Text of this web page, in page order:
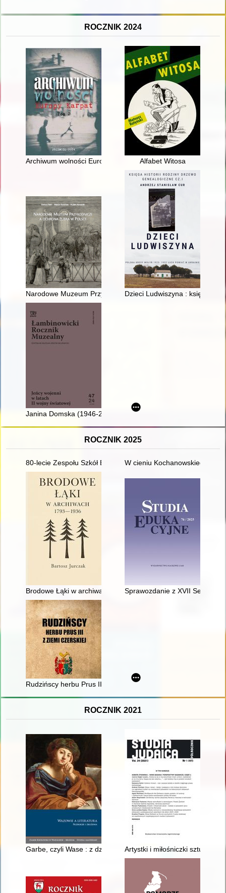
ROCZNIK 2024
Archiwum wolności Europy Karpat. [T. 2]Alfabet Witosa
Narodowe Muzeum Przyrodnicze a ochrona żubra w Polsce
Dzieci Ludwiszyna : księga
Janina Domska (1946-2024)
ROCZNIK 2025
80-lecie Zespołu Szkół Ekonomiczno-Turystycznych im. Unii
W cieniu Kochanowskiego
Brodowe Łąki w archiwach 1793-1936Sprawozdanie z XVII
Rudzińscy herbu Prus III z ziemi ciechanowskiej w
ROCZNIK 2021
Garbe, czyli Wase : z dziejów wczesnonowożytnej literatury
Artystki i miłośniczki sztuki :